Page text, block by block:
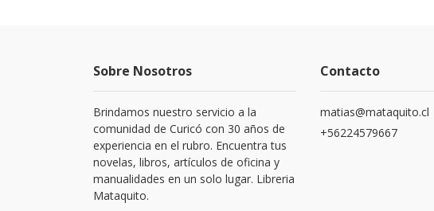
Sobre Nosotros
Brindamos nuestro servicio a la
comunidad de Curicó con 30 años de
experiencia en el rubro. Encuentra tus
novelas, libros, artículos de oficina y
manualidades en un solo lugar. Libreria
Mataquito.
Contacto
matias@mataquito.cl
+56224579667